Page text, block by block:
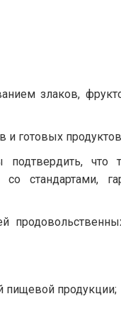
злаков,
готовых
что
стандартами,
пищевой продукции;